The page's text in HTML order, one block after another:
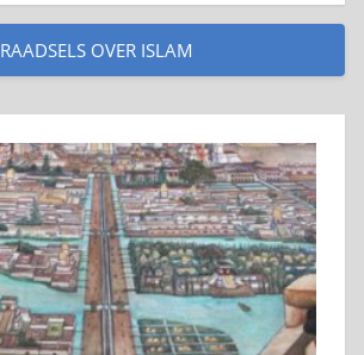
RAADSELS OVER ISLAM